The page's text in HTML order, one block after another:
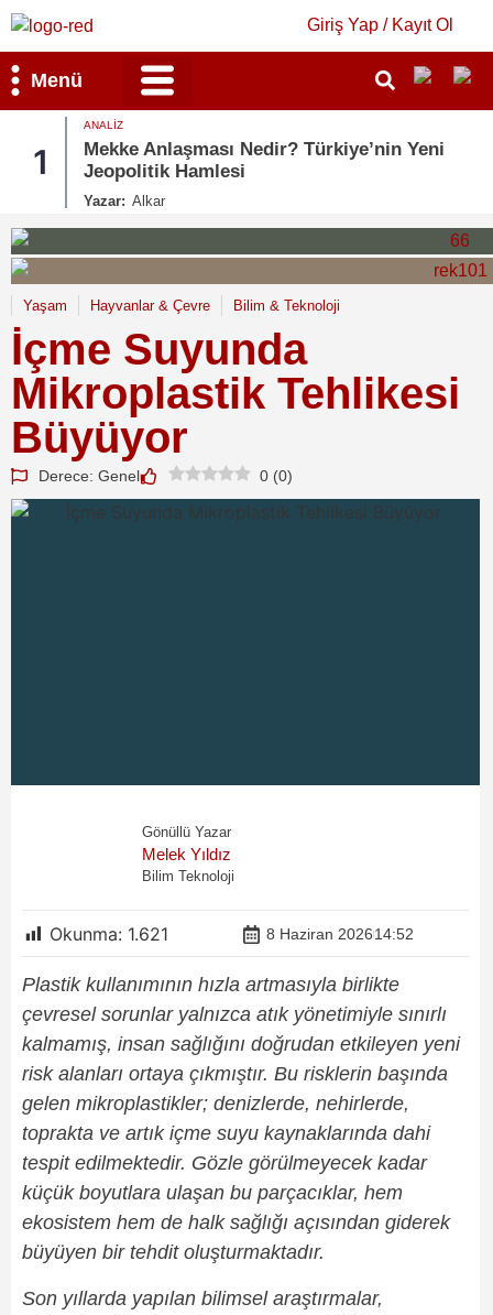
Giriş Yap / Kayıt Ol
Menü
1
ANALIZ
Mekke Anlaşması Nedir? Türkiye’nin Yeni
Jeopolitik Hamlesi
Yazar: Alkar
Yaşam Hayvanlar & Çevre Bilim & Teknoloji
İçme Suyunda
Mikroplastik Tehlikesi
Büyüyor
Derece: Genel 0 (0)
Gönüllü Yazar
Melek Yıldız
Bilim Teknoloji
Okunma: 1.621 8 Haziran 202614:52
Plastik kullanımının hızla artmasıyla birlikte
çevresel sorunlar yalnızca atık yönetimiyle sınırlı
kalmamış, insan sağlığını doğrudan etkileyen yeni
risk alanları ortaya çıkmıştır. Bu risklerin başında
gelen mikroplastikler; denizlerde, nehirlerde,
toprakta ve artık içme suyu kaynaklarında dahi
tespit edilmektedir. Gözle görülmeyecek kadar
küçük boyutlara ulaşan bu parçacıklar, hem
ekosistem hem de halk sağlığı açısından giderek
büyüyen bir tehdit oluşturmaktadır.
Son yıllarda yapılan bilimsel araştırmalar,